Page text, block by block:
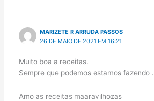
MARIZETE R ARRUDA PASSOS
26 DE MAIO DE 2021 EM 16:21
Muito boa a receitas.
Sempre que podemos estamos fazendo .
Amo as receitas maaravilhozas